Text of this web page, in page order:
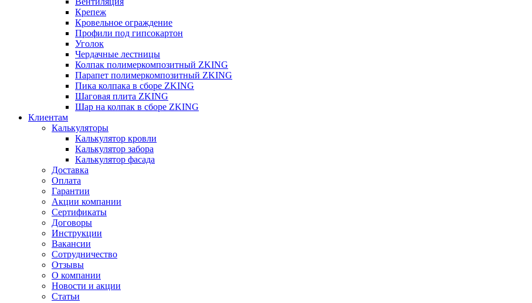
Крепеж
Кровельное ограждение
Профили под гипсокартон
Уголок
Чердачные лестницы
Колпак полимеркомпозитный ZKING
Парапет полимеркомпозитный ZKING
Пика колпака в сборе ZKING
Шаговая плита ZKING
Шар на колпак в сборе ZKING
Клиентам
Калькуляторы
Калькулятор кровли
Калькулятор забора
Калькулятор фасада
Доставка
Оплата
Гарантии
Акции компании
Сертификаты
Договоры
Инструкции
Вакансии
Сотрудничество
Отзывы
О компании
Новости и акции
Статьи